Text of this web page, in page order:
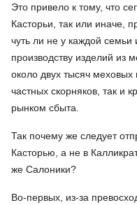
Это привело к тому, что
Касторьи, так или иначе,
чуть ли не у каждой
производству изделий из
около двух тысяч
частных скорняков, так и
рынком сбыта.
Так почему же следует
Касторью, а не в
же Салоники?
Во-первых, из-за